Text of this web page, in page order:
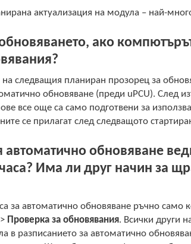
актуализация на модула – най-
ако
следващия планиран прозорец за
обновяване (преди uPCU). След
все още са само подготвени за
се прилагат след следващото
автоматично обновяване
Има ли друг начин за
за автоматично обновяване ръчно само
> Проверка за обновявания. Всички други
в разписанието за автоматично